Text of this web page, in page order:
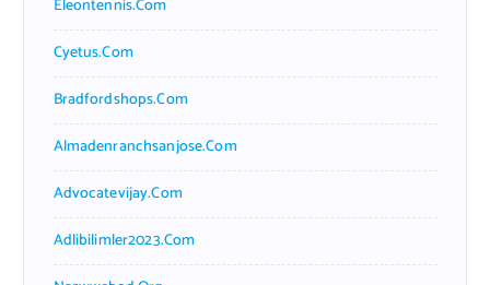
Eleontennis.com
Cyetus.com
Bradfordshops.com
Almadenranchsanjose.com
Advocatevijay.com
Adlibilimler2023.com